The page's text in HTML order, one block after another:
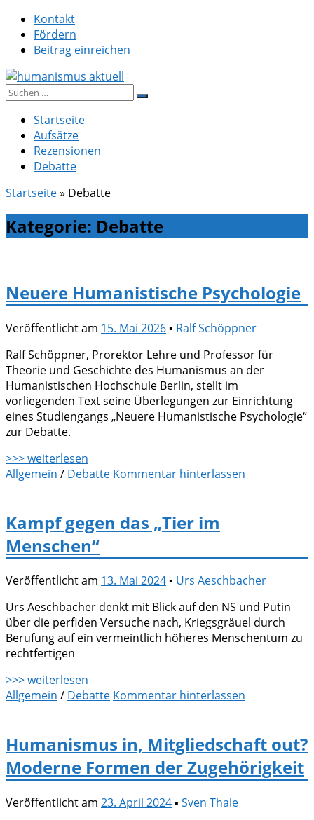
Zum
Inhalt
springen
Kontakt
Fördern
Beitrag einreichen
humanismus aktuell
Suche
Startseite
Aufsätze
Rezensionen
Debatte
Startseite» Debatte
Kategorie: Debatte
Neuere Humanistische Psychologie
Veröffentlicht am 15. Mai 2026▪ Ralf Schöppner
Ralf Schöppner, Prorektor Lehre und Professor für
Theorie und Geschichte des Humanismus an der
Humanistischen Hochschule Berlin, stellt im
vorliegenden Text seine Überlegungen zur Einrichtung
eines Studiengangs „Neuere Humanistische Psychologie“
zur Debatte.
>>> weiterlesen
Allgemein / Debatte Kommentar hinterlassen
Kampf gegen das „Tier im
Menschen“
Veröffentlicht am 13. Mai 2024▪ Urs Aeschbacher
Urs Aeschbacher denkt mit Blick auf den NS und Putin
über die perfiden Versuche nach, Kriegsgräuel durch
Berufung auf ein vermeintlich höheres Menschentum zu
rechtfertigen
>>> weiterlesen
Allgemein / Debatte Kommentar hinterlassen
Humanismus in, Mitgliedschaft out?
Moderne Formen der Zugehörigkeit
Veröffentlicht am 23. April 2024▪ Sven Thale